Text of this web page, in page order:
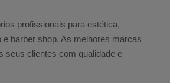
profissionais para estética,
e barber shop. As melhores marcas
seus clientes com qualidade e